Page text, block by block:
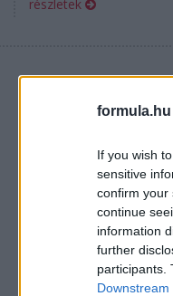
formula.hu
If you wish
sensitive
confirm your
continue
information
further
participants.
részletek